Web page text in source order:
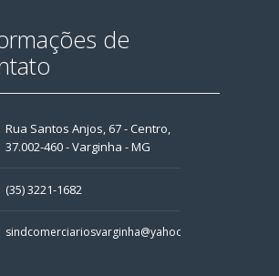
de
Rua Santos Anjos, 67 - Centro,
37.002-460 - Varginha - MG
(35) 3221-1682
sindcomerciariosvarginha@yahoo.com.br